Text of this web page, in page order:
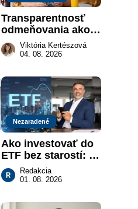
Transparentnosť
odmeňovania ako
právna povinnosť:
revolúcia na
práce
Viktória Kertészová
04. 08. 2026
Nezaradené
Ako investovať do
ETF bez starostí:
Investičné plány,
ktoré urobia prácu
Redakcia
01. 08. 2026